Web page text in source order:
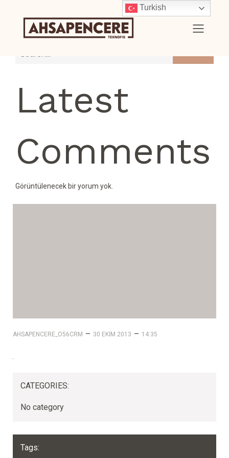
Latest
Comments
Görüntülenecek bir yorum yok.
AHSAPENCERE_O56CRM – 30 EKIM 2013 – 14:35
CATEGORIES:
No category
Tags:
Turkish